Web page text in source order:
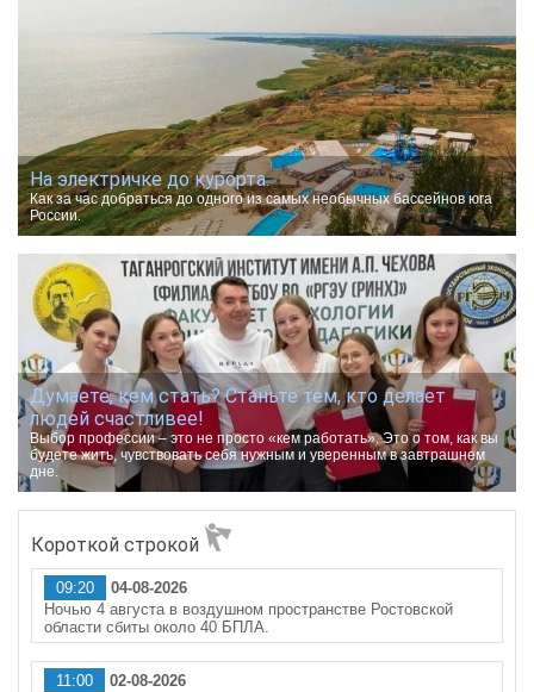
На электричке до курорта.
Как за час добраться до одного из самых необычных бассейнов юга
России.
Думаете, кем стать? Станьте тем, кто делает
людей счастливее!
Выбор профессии – это не просто «кем работать». Это о том, как вы
будете жить, чувствовать себя нужным и уверенным в завтрашнем
дне.
Короткой строкой
09:20
04-08-2026
Ночью 4 августа в воздушном пространстве Ростовской
области сбиты около 40 БПЛА.
11:00
02-08-2026